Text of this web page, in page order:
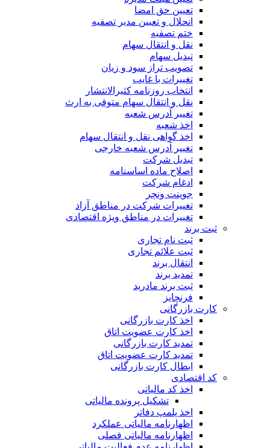
تعیین حق امضا
انحلال و تعیین مدیر تصفیه
ختم تصفیه
نقل و انتقال سهام
تبدیل سهام
تصویب تراز سود و زیان
تغییرات با غایب
انتخاب روزنامه کثیرالانتشار
نقل و انتقال سهام متوفی به ارث
تغییر آدرس شعبه
اخذ شعبه
اخذ گواهی نقل و انتقال سهام
تغییر آدرس شعبه خارجی
تبدیل شرکت
اصلاح ماده اساسنامه
ادغام شرکت
جوینت ونچر
تغییرات شرکت در مناطق آزاد
تغییرات در مناطق ویژه اقتصادی
ثبت برند
ثبت نام تجاری
ثبت علائم تجاری
انتقال برند
تمدید برند
ثبت برند مادرید
فرنچایز
کارت بازرگانی
اخذ کارت بازرگانی
اخذ کارت عضویت اتاق
تمدید کارت بازرگانی
تمدید کارت عضویت اتاق
ابطال کارت بازرگانی
کد اقتصادی
اخذ کد مالیاتی
تشکیل پرونده مالیاتی
اخذ پلمپ دفاتر
اظهارنامه مالیاتی عملکرد
اظهارنامه مالیاتی فصلی